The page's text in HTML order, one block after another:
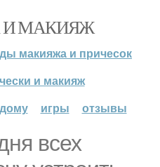
И МАКИЯЖ
макияжа и причесок
и макияж
игры отзывы
всех